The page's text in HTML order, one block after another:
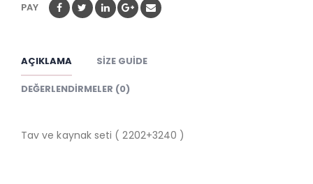
PAY
AÇIKLAMA SIZE GUIDE
DEĞERLENDIRMELER (0)
Tav ve kaynak seti ( 2202+3240 )